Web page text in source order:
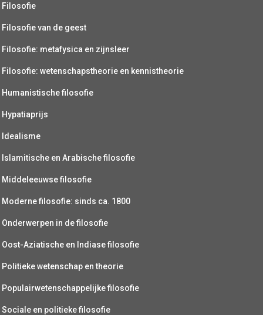
Filosofie
Filosofie van de geest
Filosofie: metafysica en zijnsleer
Filosofie: wetenschapstheorie en kennistheorie
Humanistische filosofie
Hypatiaprijs
Idealisme
Islamitische en Arabische filosofie
Middeleeuwse filosofie
Moderne filosofie: sinds ca. 1800
Onderwerpen in de filosofie
Oost-Aziatische en Indiase filosofie
Politieke wetenschap en theorie
Populairwetenschappelijke filosofie
Sociale en politieke filosofie